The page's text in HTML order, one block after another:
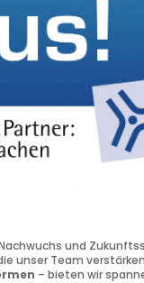
und
unser Team
– bieten wir